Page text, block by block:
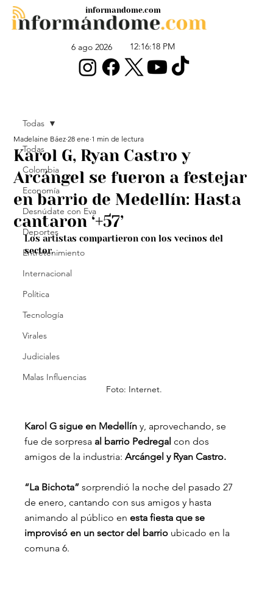
6 ago 2026 12:16:18 PM
informandome.com
Todas
Colombia
Economía
Desnúdate con Eva
Deportes
Entretenimiento
Internacional
Política
Tecnología
Virales
Judiciales
Malas Influencias
Todas
Karol G, Ryan Castro y
Arcángel se fueron a festejar
en barrio de Medellín: Hasta
cantaron ‘+57’
Madelaine Báez 28 ene 1 min de lectura
Los artistas compartieron con los vecinos del
sector.
Foto: Internet.
Karol G sigue en Medellín y, aprovechando, se
fue de sorpresa al barrio Pedregal con dos
amigos de la industria: Arcángel y Ryan Castro.
“La Bichota” sorprendió la noche del pasado 27
de enero, cantando con sus amigos y hasta
animando al público en esta fiesta que se
improvisó en un sector del barrio ubicado en la
comuna 6.